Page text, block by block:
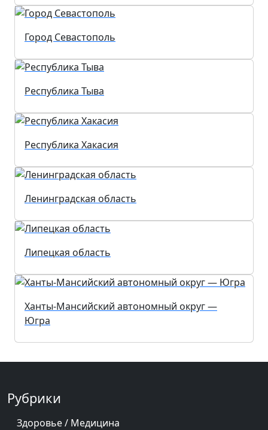
Город Севастополь
Республика Тыва
Республика Хакасия
Ленинградская область
Липецкая область
Ханты-Мансийский автономный округ —
Югра
Рубрики
Здоровье / Медицина